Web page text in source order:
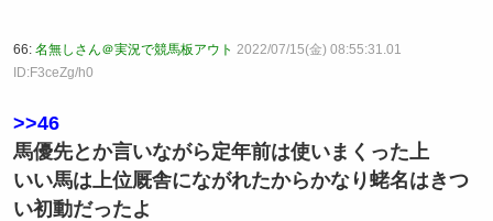
66: 名無しさん＠実況で競馬板アウト 2022/07/15(金) 08:55:31.01
ID:F3ceZg/h0
>>46
馬優先とか言いながら定年前は使いまくった上
いい馬は上位厩舎にながれたからかなり蛯名はきつ
い初動だったよ